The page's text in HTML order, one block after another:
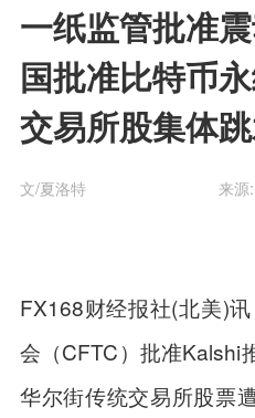
一纸监管批准
国批准比特币
交易所股集体
文/夏洛特 来源
FX168财经报社(北美)
会（CFTC）批准Kalshi
华尔街传统交易所股票